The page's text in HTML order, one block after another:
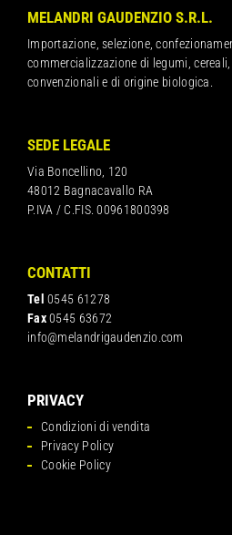
MELANDRI GAUDENZIO S.R.L.
Importazione, selezione,
commercializzazione di legumi, cereali,
convenzionali e di origine biologica.
SEDE LEGALE
Via Boncellino, 120
48012 Bagnacavallo RA
P.IVA / C.FIS. 00961800398
CONTATTI
Tel 0545 61278
Fax0545 63672
info@melandrigaudenzio.com
PRIVACY
Condizioni di vendita
Privacy Policy
Cookie Policy